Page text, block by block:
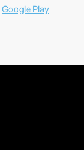
Google Play